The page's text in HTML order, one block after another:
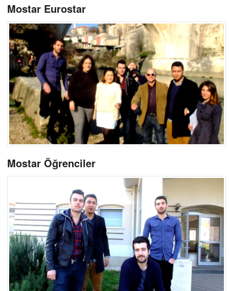
Mostar Eurostar
Mostar Öğrenciler